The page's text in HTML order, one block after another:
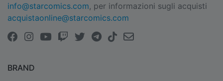
info@starcomics.com, per informazioni sugli acquisti
acquistaonline@starcomics.com
BRAND